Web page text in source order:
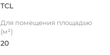
TCL
Для помещения площадью
(м²)
20